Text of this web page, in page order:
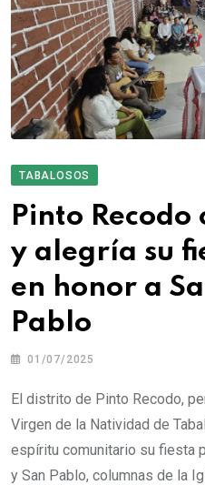
TABALOSOS
Pinto Recodo
y alegría su
en honor a
Pablo
01/07/2025
El distrito de Pinto Recodo,
Virgen de la Natividad de
espíritu comunitario su fiesta
y San Pablo, columnas de la